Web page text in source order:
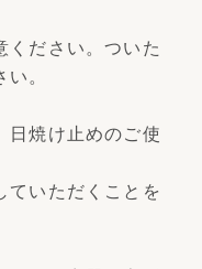
ださい。ついた
。
焼け止めのご使
いただくことを